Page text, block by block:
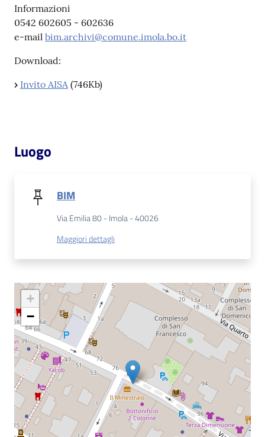
Seguici
su
on line
Chiedi al
Avvisi
Orari
Informazioni
0542 602605 - 602636
e-mail bim.archivi@comune.imola.bo.it
Download:
› Invito AISA(746Kb)
Luogo
BIM
Via Emilia 80 - Imola - 40026
Maggiori dettagli
+
−